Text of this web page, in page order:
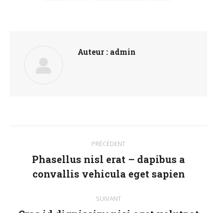
Auteur : admin
Navigation
article
PRÉCÉDENT
Article
précédent
Phasellus nisl erat – dapibus a
convallis vehicula eget sapien
SUIVANT